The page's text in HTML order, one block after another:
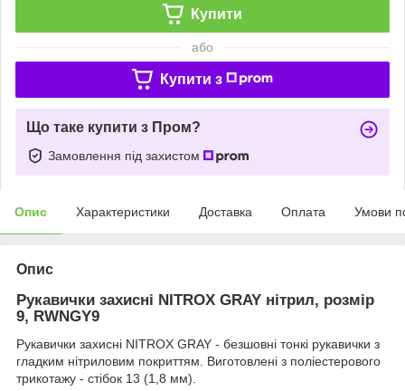
Купити
або
Купити з
Що таке купити з Пром?
Замовлення під захистом
Опис Характеристики Доставка Оплата Умови
Опис
Рукавички захисні NITROX GRAY нітрил, розмір
9, RWNGY9
Рукавички захисні NITROX GRAY - безшовні тонкі рукавички з
гладким нітриловим покриттям. Виготовлені з поліестерового
трикотажу - стібок 13 (1,8 мм).